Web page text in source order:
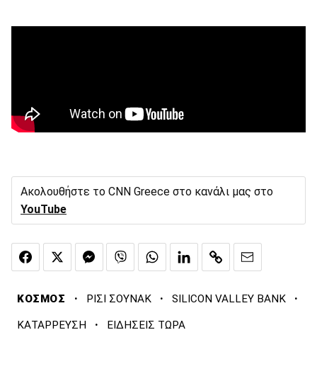
Ακολουθήστε το CNN Greece στο κανάλι μας στο
YouTube
ΚΟΣΜΟΣ · ΡΙΣΙ ΣΟΥΝΑΚ · SILICON VALLEY BANK ·
ΚΑΤΑΡΡΕΥΣΗ · ΕΙΔΗΣΕΙΣ ΤΩΡΑ